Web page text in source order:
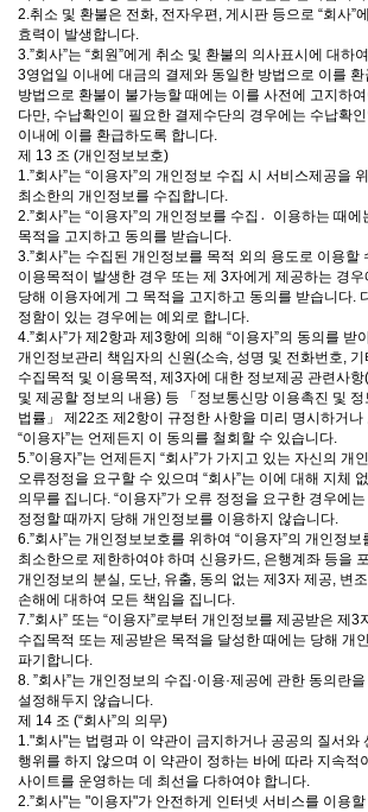
2.취소 및 환불은 전화, 전자우편, 게시판 등으로 “회사”
효력이 발생합니다.
3.”회사”는 “회원”에게 취소 및 환불의 의사표시에 대하
3영업일 이내에 대금의 결제와 동일한 방법으로 이를
방법으로 환불이 불가능할 때에는 이를 사전에 고지하
다만, 수납확인이 필요한 결제수단의 경우에는 수납확
이내에 이를 환급하도록 합니다.
제 13 조 (개인정보보호)
1.”회사”는 “이용자”의 개인정보 수집 시 서비스제공을
최소한의 개인정보를 수집합니다.
2.”회사”는 “이용자”의 개인정보를 수집이〮용하는 때에
목적을 고지하고 동의를 받습니다.
3.”회사”는 수집된 개인정보를 목적 외의 용도로 이용할
이용목적이 발생한 경우 또는 제 3자에게 제공하는 경
당해 이용자에게 그 목적을 고지하고 동의를 받습니다.
정함이 있는 경우에는 예외로 합니다.
4.”회사”가 제2항과 제3항에 의해 “이용자”의 동의를 받
개인정보관리 책임자의 신원(소속, 성명 및 전화번호, 기
수집목적 및 이용목적, 제3자에 대한 정보제공 관련사
및 제공할 정보의 내용) 등 「정보통신망 이용촉진 및
법률」 제22조 제2항이 규정한 사항을 미리 명시하거나
“이용자”는 언제든지 이 동의를 철회할 수 있습니다.
5.”이용자”는 언제든지 “회사”가 가지고 있는 자신의 개
오류정정을 요구할 수 있으며 “회사”는 이에 대해 지체
의무를 집니다. “이용자”가 오류 정정을 요구한 경우에는
정정할 때까지 당해 개인정보를 이용하지 않습니다.
6.”회사”는 개인정보보호를 위하여 “이용자”의 개인정
최소한으로 제한하여야 하며 신용카드, 은행계좌 등을
개인정보의 분실, 도난, 유출, 동의 없는 제3자 제공, 변
손해에 대하여 모든 책임을 집니다.
7.”회사” 또는 “이용자”로부터 개인정보를 제공받은 제3
수집목적 또는 제공받은 목적을 달성한 때에는 당해 개
파기합니다.
8. ”회사”는 개인정보의 수집·이용·제공에 관한 동의란
설정해두지 않습니다.
제 14 조 (“회사”의 의무)
1."회사"는 법령과 이 약관이 금지하거나 공공의 질서와
행위를 하지 않으며 이 약관이 정하는 바에 따라 지속적
사이트를 운영하는 데 최선을 다하여야 합니다.
2.”회사"는 "이용자"가 안전하게 인터넷 서비스를 이용